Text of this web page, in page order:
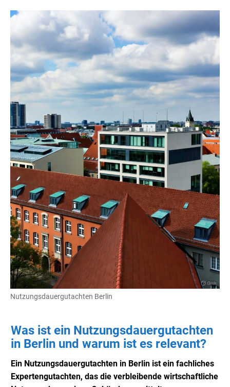
Nutzungsdauergutachten Berlin
Was ist ein Nutzungsdauergutachten
in Berlin und warum ist es relevant?
Ein Nutzungsdauergutachten in Berlin ist ein fachliches
Expertengutachten, das die verbleibende wirtschaftliche